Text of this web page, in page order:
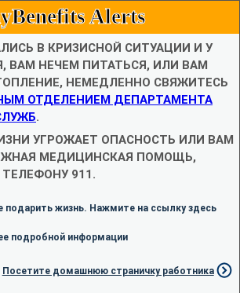
Alerts
В КРИЗИСНОЙ СИТУАЦИИ И У
ВАМ НЕЧЕМ ПИТАТЬСЯ, ИЛИ ВАМ
НЕМЕДЛЕННО СВЯЖИТЕСЬ
ОТДЕЛЕНИЕМ ДЕПАРТАМЕНТА
.
УГРОЖАЕТ ОПАСНОСТЬ ИЛИ ВАМ
МЕДИЦИНСКАЯ ПОМОЩЬ,
911.
жизнь. Нажмите на ссылку здесь
подробной информации
Посетите домашнюю страничку работника